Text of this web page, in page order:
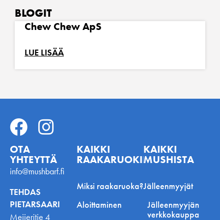
BLOGIT
Chew Chew ApS
LUE LISÄÄ
OTA
YHTEYTTÄ
info@mushbarf.fi
TEHDAS
PIETARSAARI
Meijeritie 4
KAIKKI
RAAKARUOKINNASTA
Miksi raakaruoka?
Aloittaminen
KAIKKI
MUSHISTA
Jälleenmyyjät
Jälleenmyyjän
verkkokauppa